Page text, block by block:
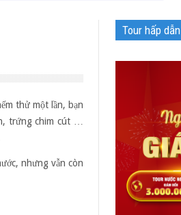
thử một lần, bạn
trứng chim cút …
nhưng vẫn còn
Tour hấp dẫn